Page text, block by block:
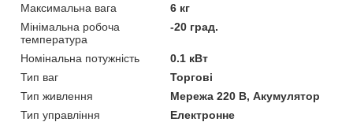
Максимальна вага
6 кг
Мінімальна робоча
температура
-20 град.
Номінальна потужність
0.1 кВт
Тип ваг
Торгові
Тип живлення
Мережа 220 В, Акумулятор
Тип управління
Електронне